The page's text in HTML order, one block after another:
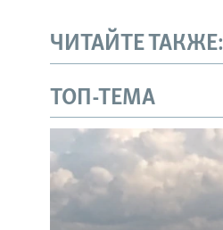
ЧИТАЙТЕ ТАКЖЕ:
ТОП-ТЕМА